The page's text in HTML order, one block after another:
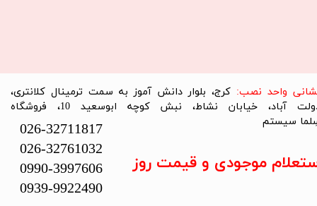
واحد نصب: کرج، بلوار دانش آموز به سمت ترمینال کلانتری،
دولت آباد، خیابان نشاط، نبش کوچه ابوسعید 10، فروشگاه
سیستم​​​​​​​
026-32711817
026-32761032
0990-3997606
0939-9922490
موجودی و قیمت روز